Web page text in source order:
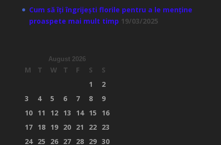
Cum să îți îngrijești florile pentru a le menține
proaspete mai mult timp 19/03/2025
August 2026
M T W T F S
S
1
2
3
4 5 6 7 8
9
10 11 12 13 14 15
16
17 18 19 20 21 22 23
24 25 26 27 28 29 30